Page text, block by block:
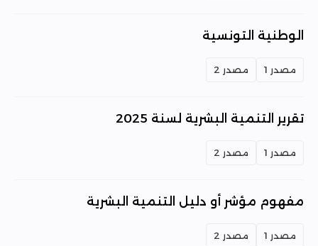
الوطنية التونسية
مصدر 1 مصدر 2
تقرير التنمية البشرية لسنة 2025
مصدر 1 مصدر 2
مفهوم مؤشر أو دليل التنمية البشرية
مصدر 1 مصدر 2